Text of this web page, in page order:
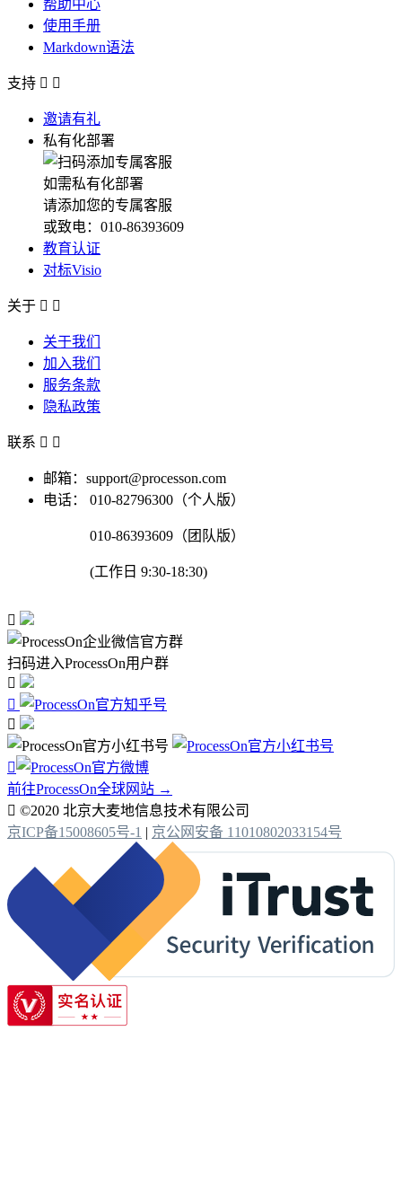
帮助中心
使用手册
Markdown语法
支持  
邀请有礼
私有化部署
如需私有化部署
请添加您的专属客服
或致电：010-86393609
教育认证
对标Visio
关于  
关于我们
加入我们
服务条款
隐私政策
联系  
邮箱：support@processon.com
电话：
010-82796300（个人版）
010-86393609（团队版）
(工作日 9:30-18:30)

扫码进入ProcessOn用户群




前往ProcessOn全球网站 →
 ©2020 北京大麦地信息技术有限公司
京ICP备15008605号-1 | 京公网安备 11010802033154号